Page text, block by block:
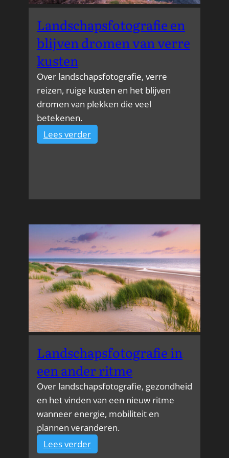
Landschapsfotografie en
blijven dromen van verre
kusten
Over landschapsfotografie, verre
reizen, ruige kusten en het blijven
dromen van plekken die veel
betekenen.
Lees verder:
Landschapsfotografie
van
kusten
Landschapsfotografie in
een ander ritme
Over landschapsfotografie, gezondheid
en het vinden van een nieuw ritme
wanneer energie, mobiliteit en
plannen veranderen.
Lees verder: